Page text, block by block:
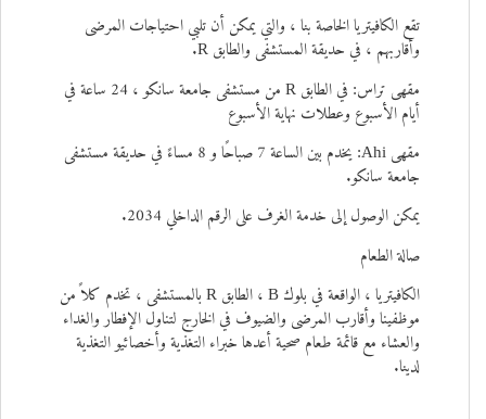
تقع الكافيتريا الخاصة بنا ، والتي يمكن أن تلبي احتياجات المرضى
وأقاربهم ، في حديقة المستشفى والطابق R.
مقهى تراس: في الطابق R من مستشفى جامعة سانكو ، 24 ساعة في
أيام الأسبوع وعطلات نهاية الأسبوع
مقهى Ahi: يخدم بين الساعة 7 صباحًا و 8 مساءً في حديقة مستشفى
جامعة سانكو.
يمكن الوصول إلى خدمة الغرف على الرقم الداخلي 2034.
صالة الطعام
الكافيتريا ، الواقعة في بلوك B ، الطابق R بالمستشفى ، تخدم كلاً من
موظفينا وأقارب المرضى والضيوف في الخارج لتناول الإفطار والغداء
والعشاء مع قائمة طعام صحية أعدها خبراء التغذية وأخصائيو التغذية
لدينا.